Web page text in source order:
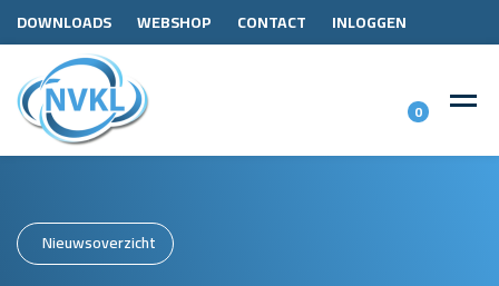
DOWNLOADS WEBSHOP CONTACT INLOGGEN
0
Nieuwsoverzicht